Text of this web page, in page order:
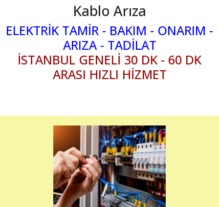
Kablo Arıza
ELEKTRİK TAMİR - BAKIM - ONARIM -
ARIZA - TADİLAT
İSTANBUL GENELİ 30 DK - 60 DK
ARASI HIZLI HİZMET